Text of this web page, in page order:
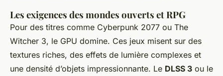
Les exigences des mondes ouverts et RPG
Pour des titres comme Cyberpunk 2077 ou The
Witcher 3, le GPU domine. Ces jeux misent sur des
textures riches, des effets de lumière complexes et
une densité d’objets impressionnante. Le DLSS 3 ou le